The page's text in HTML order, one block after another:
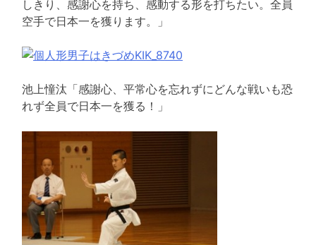
しきり、感謝心を持ち、感動する形を打ちたい。全員
空手で日本一を獲ります。」
池上憧汰「感謝心、平常心を忘れずにどんな戦いも恐
れず全員で日本一を獲る！」